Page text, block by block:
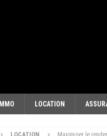
IMMO LOCATION
LOCATION Maximiser le